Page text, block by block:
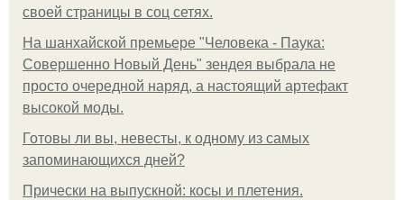
своей страницы в соц сетях.
На шанхайской премьере "Человека - Паука:
Совершенно Новый День" зендея выбрала не
просто очередной наряд, а настоящий артефакт
высокой моды.
Готовы ли вы, невесты, к одному из самых
запоминающихся дней?
Прически на выпускной: косы и плетения.